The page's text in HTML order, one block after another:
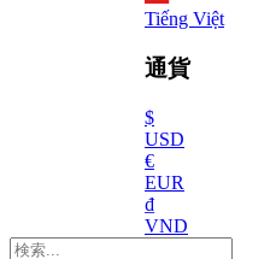
Tiếng Việt
通貨
$
USD
€
EUR
₫
VND